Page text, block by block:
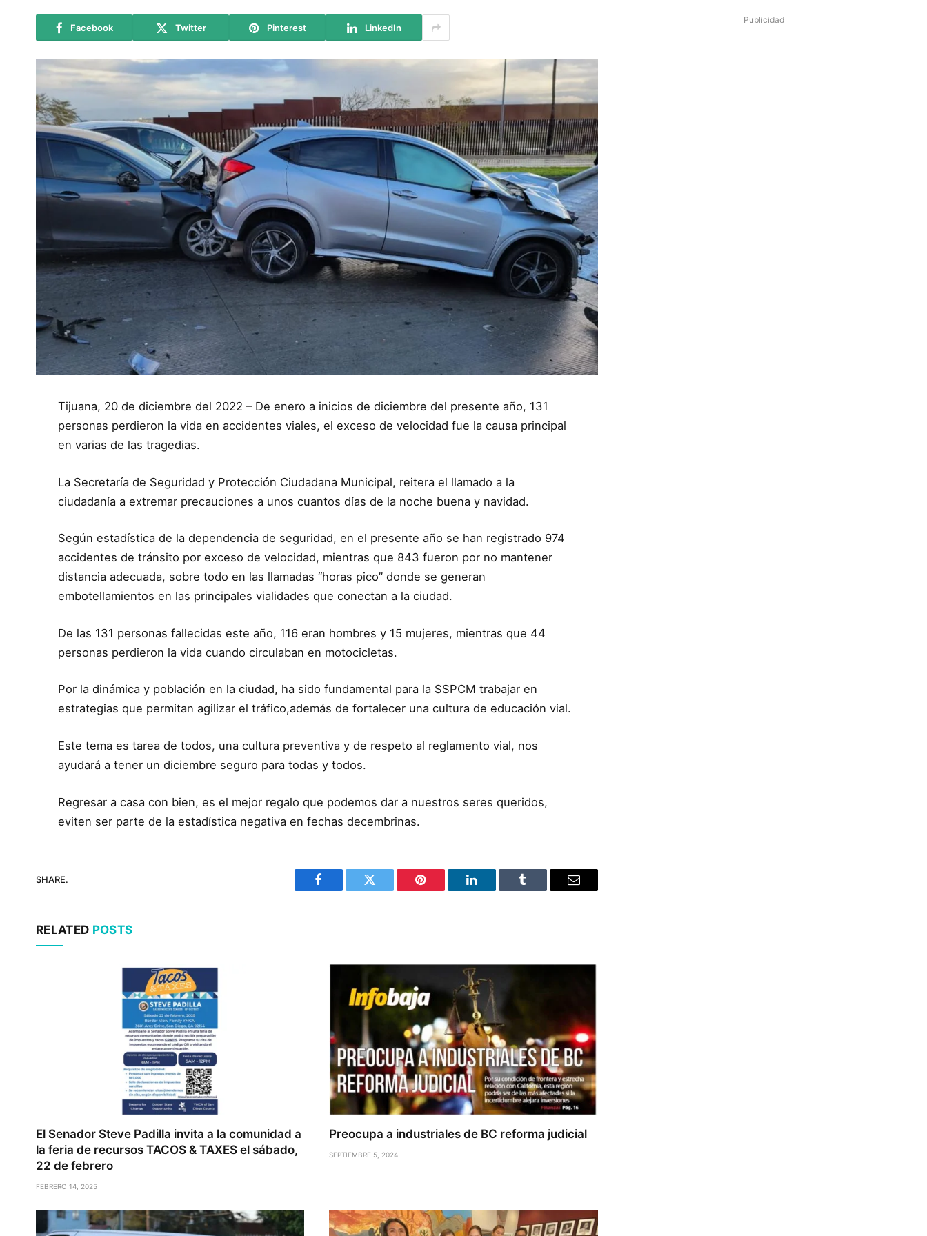
Facebook Twitter Pinterest LinkedIn
Tijuana, 20 de diciembre del 2022 – De enero a inicios de diciembre del presente año, 131
personas perdieron la vida en accidentes viales, el exceso de velocidad fue la causa principal
en varias de las tragedias.
La Secretaría de Seguridad y Protección Ciudadana Municipal, reitera el llamado a la
ciudadanía a extremar precauciones a unos cuantos días de la noche buena y navidad.
Según estadística de la dependencia de seguridad, en el presente año se han registrado 974
accidentes de tránsito por exceso de velocidad, mientras que 843 fueron por no mantener
distancia adecuada, sobre todo en las llamadas “horas pico” donde se generan
embotellamientos en las principales vialidades que conectan a la ciudad.
De las 131 personas fallecidas este año, 116 eran hombres y 15 mujeres, mientras que 44
personas perdieron la vida cuando circulaban en motocicletas.
Por la dinámica y población en la ciudad, ha sido fundamental para la SSPCM trabajar en
estrategias que permitan agilizar el tráfico,además de fortalecer una cultura de educación vial.
Este tema es tarea de todos, una cultura preventiva y de respeto al reglamento vial, nos
ayudará a tener un diciembre seguro para todas y todos.
Regresar a casa con bien, es el mejor regalo que podemos dar a nuestros seres queridos,
eviten ser parte de la estadística negativa en fechas decembrinas.
SHARE.
Facebook Twitter Pinterest LinkedIn Tumblr Email
RELATED POSTS
El Senador Steve Padilla invita a la comunidad a
la feria de recursos TACOS & TAXES el sábado,
22 de febrero
FEBRERO 14, 2025
Preocupa a industriales de BC reforma judicial
SEPTIEMBRE 5, 2024
Publicidad